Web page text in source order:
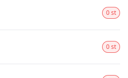
0 st
0 st